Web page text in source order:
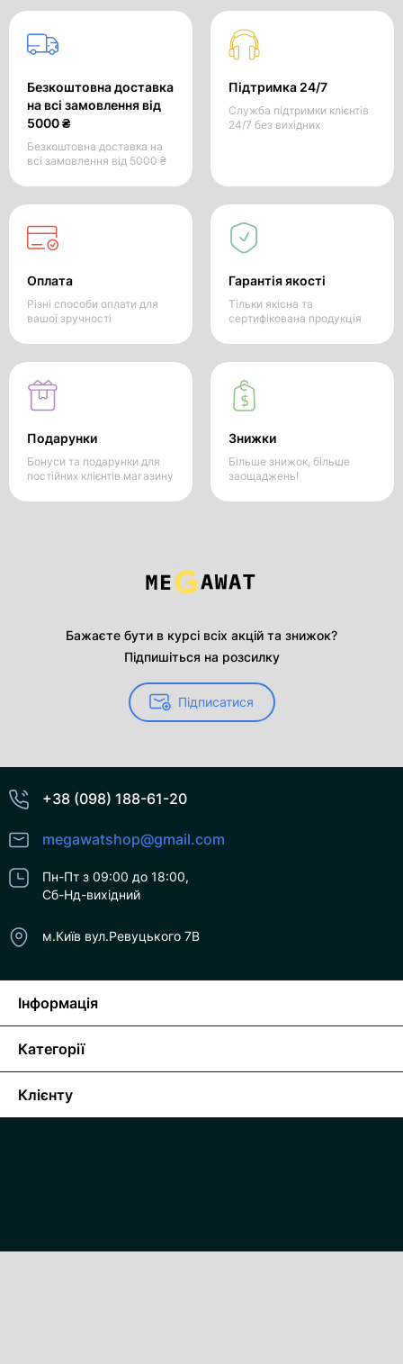
Безкоштовна доставка
на всі замовлення від
5000 ₴
Безкоштовна доставка на
всі замовлення від 5000 ₴
Підтримка 24/7
Служба підтримки клієнтів
24/7 без вихідних
Оплата
Різні способи оплати для
вашої зручності
Гарантія якості
Тільки якісна та
сертифікована продукція
Подарунки
Бонуси та подарунки для
постійних клієнтів магазину
Знижки
Більше знижок, більше
заощаджень!
Бажаєте бути в курсі всіх акцій та знижок?
Підпишіться на розсилку
Підписатися
+38 (098) 188-61-20
megawatshop@gmail.com
Пн-Пт з 09:00 до 18:00,
Сб-Нд-вихідний
м.Київ вул.Ревуцького 7В
Інформація
Категорії
Клієнту